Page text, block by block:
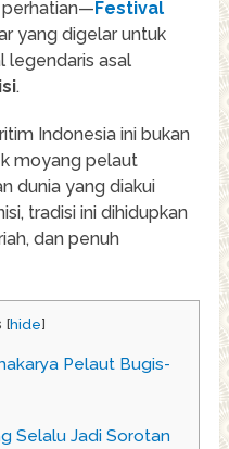
perhatian— Festival
yang digelar untuk
legendaris asal
.
Indonesia ini bukan
moyang pelaut
dunia yang diakui
tradisi ini dihidupkan
dan penuh
[hide]
Pelaut Bugis-
Selalu Jadi Sorotan